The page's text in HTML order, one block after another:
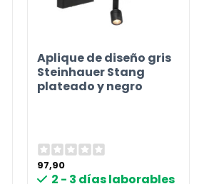
Aplique de diseño gris
Steinhauer Stang
plateado y negro
97,90
2 - 3 días laborables